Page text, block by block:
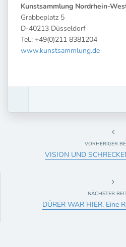
Kunstsammlung Nordrhein-
Grabbeplatz 5
D-40213 Düsseldorf
Tel.: +49(0)211 8381204
www.kunstsammlung.de
VORHERIGER
VISION UND
NÄCHSTER
DÜRER WAR HIER. Eine